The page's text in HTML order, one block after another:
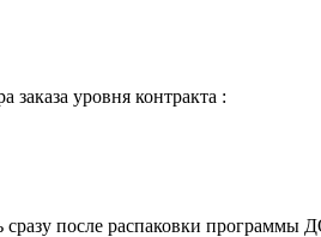
уровня контракта :
после распаковки программы